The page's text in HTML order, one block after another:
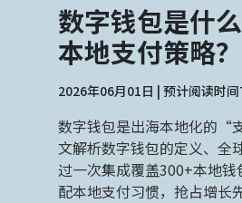
数字钱包是什
本地支付策略？
2026年06月01日 | 预计阅读时
数字钱包是出海本地化的“
文解析数字钱包的定义、全
过一次集成覆盖300+本地
配本地支付习惯，抢占增长